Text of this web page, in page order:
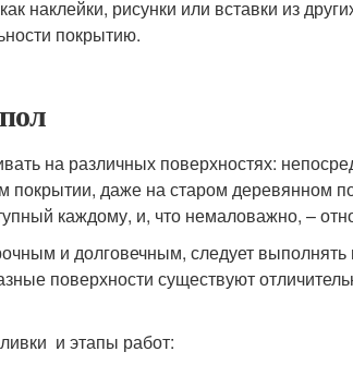
наклейки, рисунки или вставки из
покрытию.
на различных поверхностях:
покрытии, даже на старом деревянном
каждому, и, что немаловажно, –
и долговечным, следует выполнять
поверхности существуют
и этапы работ: